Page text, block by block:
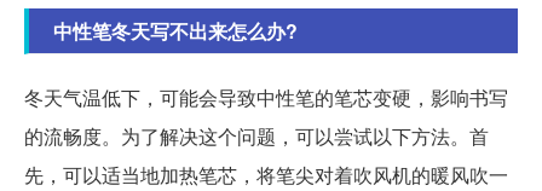
中性笔冬天写不出来怎么办?
冬天气温低下，可能会导致中性笔的笔芯变硬，影响书写
的流畅度。为了解决这个问题，可以尝试以下方法。首
先，可以适当地加热笔芯，将笔尖对着吹风机的暖风吹一